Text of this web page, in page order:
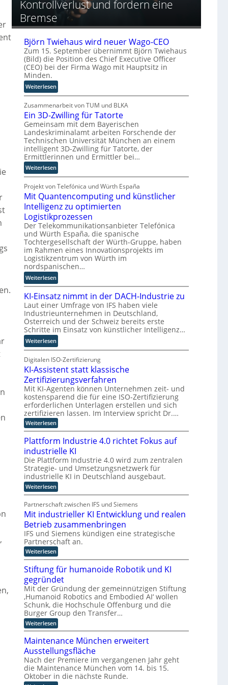
go
r
y
A
u
s
b
a
u
o
ä
i
s
c
h
e
n
R
o
u
t
e
r
-
H
e
r
s
t
e
l
l
e
r
n
e
u
o
m
a
t
i
s
i
e
r
u
n
g
s
l
ö
s
u
n
g
e
n
Kontrollverlust und fordern eine
Bremse
Björn Twiehaus wird neuer Wago-CEO
Zum 15. September übernimmt Björn Twiehaus
(Bild) die Position des Chief Executive Officer
(CEO) bei der Firma Wago mit Hauptsitz in
Minden.
Weiterlesen:
B
j
ö
r
n
T
w
i
e
h
a
u
s
w
i
r
d
n
e
u
e
r
W
a
g
o
-
C
E
O
Zusammenarbeit von TUM und BLKA
Ein 3D-Zwilling für Tatorte
Gemeinsam mit dem Bayerischen
Landeskriminalamt arbeiten Forschende der
Technischen Universität München an einem
intelligent 3D-Zwilling für Tatorte, der
Ermittlerinnen und Ermittler bei…
Weiterlesen:
E
i
n
3
-
Z
w
i
l
l
i
n
g
f
ü
r
T
a
t
o
r
t
e
Projekt von Telefónica und Würth España
Mit Quantencomputing und künstlicher
Intelligenz zu optimierten
Logistikprozessen
Der Telekommunikationsanbieter Telefónica
und Würth España, die spanische
Tochtergesellschaft der Würth-Gruppe, haben
im Rahmen eines Innovationsprojekts im
Logistikzentrum von Würth im
nordspanischen…
Weiterlesen:
M
i
t
Q
u
a
n
t
e
n
c
o
m
p
u
t
i
n
g
u
n
d
k
ü
n
s
t
l
i
c
h
e
r
I
n
t
e
l
i
g
e
n
z
KI-Einsatz nimmt in der DACH-Industrie zu
Laut einer Umfrage von IFS haben viele
Industrieunternehmen in Deutschland,
Österreich und der Schweiz bereits erste
Schritte im Einsatz von künstlicher Intelligenz…
Weiterlesen:
K
I
-
E
i
n
s
a
t
z
n
i
m
m
t
i
n
d
e
r
D
A
C
H
-
I
n
d
u
s
t
r
i
e
z
u
Digitalen ISO-Zertifizierung
KI-Assistent statt klassische
Zertifizierungsverfahren
Mit KI-Agenten können Unternehmen zeit- und
kostensparend die für eine ISO-Zertifizierung
erforderlichen Unterlagen erstellen und sich
zertifizieren lassen. Im Interview spricht Dr.…
Weiterlesen:
K
-
A
s
s
i
s
t
e
n
t
s
t
a
t
t
k
l
a
s
s
i
s
c
h
e
Z
e
t
i
f
i
z
i
Plattform Industrie 4.0 richtet Fokus auf
industrielle KI
Die Plattform Industrie 4.0 wird zum zentralen
Strategie- und Umsetzungsnetzwerk für
industrielle KI in Deutschland ausgebaut.
Weiterlesen:
P
a
t
t
f
o
r
m
I
n
d
u
s
t
r
i
e
4
.
r
i
c
h
t
e
Partnerschaft zwischen IFS und Siemens
Mit industrieller KI Entwicklung und realen
Betrieb zusammenbringen
IFS und Siemens kündigen eine strategische
Partnerschaft an.
Weiterlesen:
M
i
t
i
n
d
u
s
t
r
i
l
l
e
r
K
I
Stiftung für humanoide Robotik und KI
gegründet
Mit der Gründung der gemeinnützigen Stiftung
‚Humanoid Robotics and Embodied AI‘ wollen
Schunk, die Hochschule Offenburg und die
Burger Group den Transfer…
Weiterlesen:
S
i
f
t
u
n
g
Maintenance München erweitert
Ausstellungsfläche
Nach der Premiere im vergangenen Jahr geht
die Maintenance München vom 14. bis 15.
Oktober in die nächste Runde.